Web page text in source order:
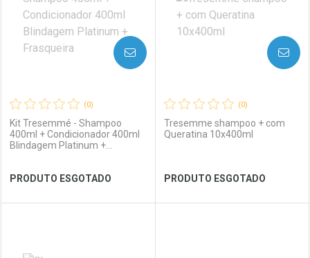
Ver Desconto Convênio Ver Desconto Convênio
(0)
Kit Tresemmé - Shampoo
400ml + Condicionador 400ml
Blindagem Platinum +
PRODUTO ESGOTADO
AVISE-ME
(0)
Tresemme shampoo + com
Queratina 10x400ml
PRODUTO ESGOTADO
AVISE-ME